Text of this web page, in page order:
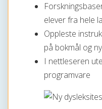
elever fra hele
Oppleste
på bokmål og
I nettleseren
programvare